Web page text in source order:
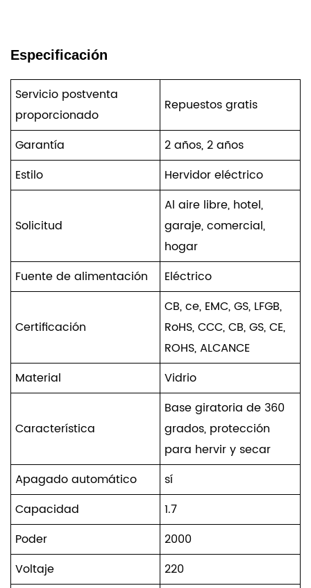
Especificación
Servicio postventa
proporcionado
Repuestos gratis
Garantía
2 años, 2 años
Estilo
Hervidor eléctrico
Solicitud
Al aire libre, hotel,
garaje, comercial,
hogar
Fuente de alimentación
Eléctrico
Certificación
CB, ce, EMC, GS, LFGB,
RoHS, CCC, CB, GS, CE,
ROHS, ALCANCE
Material
Vidrio
Característica
Base giratoria de 360 ​​
grados, protección
para hervir y secar
Apagado automático
sí
Capacidad
1.7
Poder
2000
Voltaje
220